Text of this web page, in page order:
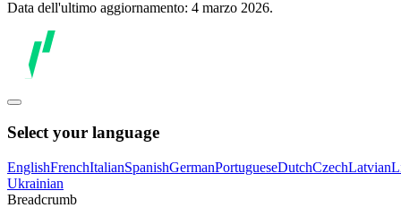
Data dell'ultimo aggiornamento: 4 marzo 2026.
Select your language
EnglishFrenchItalianSpanishGermanPortugueseDutchCzechLatvian
Ukrainian
Breadcrumb